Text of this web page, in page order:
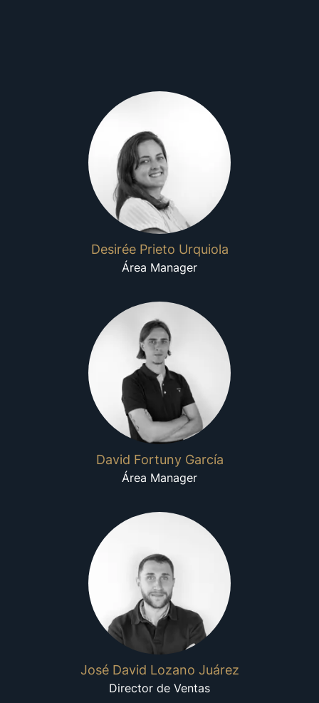
Desirée Prieto Urquiola
Área Manager
David Fortuny García
Área Manager
José David Lozano Juárez
Director de Ventas